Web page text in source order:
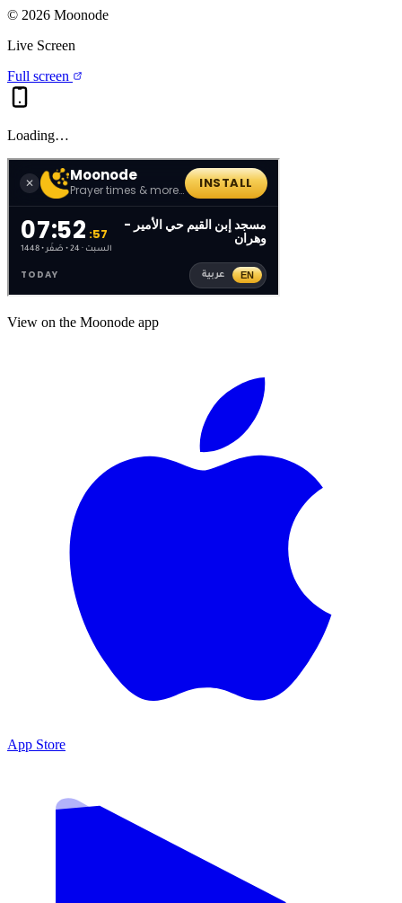
© 2026 Moonode
Live Screen
Full screen
Loading…
View on the Moonode app
App Store